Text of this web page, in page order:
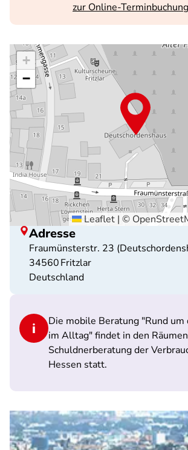
zur Online-Terminbuchung
+
−
Leaflet | ©
Adresse
Fraumünsterstr. 23
34560Fritzlar
Deutschland
Die mobile Beratung "Rund um
im Alltag" findet in den
Schuldnerberatung der
Hessen statt.